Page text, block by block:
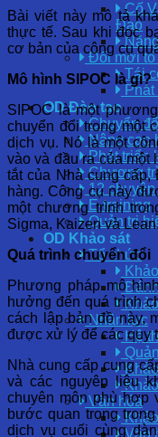
Cố
Đạo
Đổi mới tổ
Tái
OD Đào tạo
Chuyển
Nâng cao
Phát triển
Chương
12
E-training
Quản trị
OD Khảo sát
Tổ chức
Đánh
Nhân lực
Hệ
Văn hóa
Văn
Bài viết này mô tả
thực tế. Sau khi đọc
cơ bản của công cụ
Mô hình SIPOC là gì?
SIPOC là một
chuyển đổi trong một
dịch vụ. Nó là một
vào và đầu ra của một
tắt của Nhà cung
hàng. Công cụ này
một chương trình
Sigma, Kaizen và
Quá trình chuyển đổi
Phương pháp mô
hưởng đến quá trình
cách lập bản đồ này,
được xử lý để các quy
Nhà cung cấp cung
và các nguyên liệu
chuyên môn phù hợp
bước quan trọng
dịch vụ cuối cùng